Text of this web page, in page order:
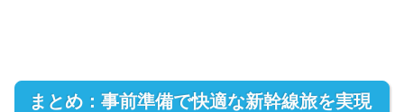
まとめ：事前準備で快適な新幹線旅を実現